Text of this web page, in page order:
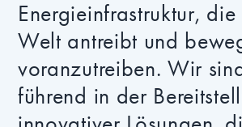
Energieinfrastruktur, die
Welt antreibt und
voranzutreiben. Wir
führend in der